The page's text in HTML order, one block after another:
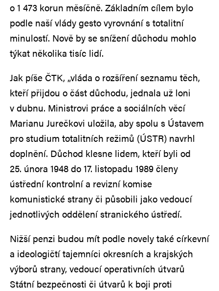
o 1 473 korun měsíčně. Základním cílem bylo
podle naší vlády gesto vyrovnání s totalitní
minulostí. Nově by se snížení důchodu mohlo
týkat několika tisíc lidí.
Jak píše ČTK, „vláda o rozšíření seznamu těch,
kteří přijdou o část důchodu, jednala už loni
v dubnu. Ministrovi práce a sociálních věcí
Marianu Jurečkovi uložila, aby spolu s Ústavem
pro studium totalitních režimů (ÚSTR) navrhl
doplnění. Důchod klesne lidem, kteří byli od
25. února 1948 do 17. listopadu 1989 členy
ústřední kontrolní a revizní komise
komunistické strany či působili jako vedoucí
jednotlivých oddělení stranického ústředí.
Nižší penzi budou mít podle novely také církevní
a ideologičtí tajemníci okresních a krajských
výborů strany, vedoucí operativních útvarů
Státní bezpečnosti či útvarů k boji proti